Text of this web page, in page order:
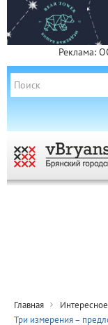
Реклама:
Главная Интересное
Три измерения –